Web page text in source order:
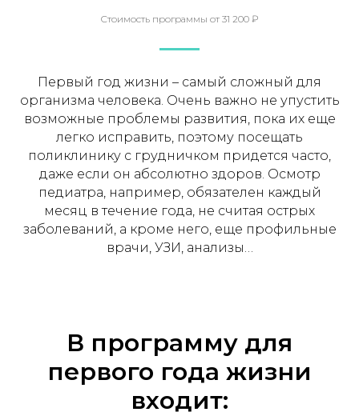
Стоимость программы от 31 200 ₽
Первый год жизни – самый сложный для
организма человека. Очень важно не упустить
возможные проблемы развития, пока их еще
легко исправить, поэтому посещать
поликлинику с грудничком придется часто,
даже если он абсолютно здоров. Осмотр
педиатра, например, обязателен каждый
месяц в течение года, не считая острых
заболеваний, а кроме него, еще профильные
врачи, УЗИ, анализы…
В программу для
первого года жизни
входит: